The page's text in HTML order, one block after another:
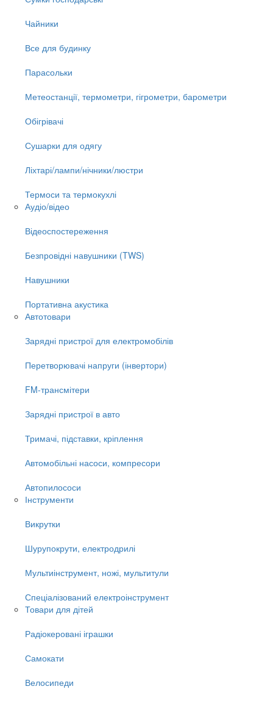
Чайники
Все для будинку
Парасольки
Метеостанції, термометри, гігрометри, барометри
Обігрівачі
Сушарки для одягу
Ліхтарі/лампи/нічники/люстри
Термоси та термокухлі
Аудіо/відео
Відеоспостереження
Безпровідні навушники (TWS)
Навушники
Портативна акустика
Автотовари
Зарядні пристрої для електромобілів
Перетворювачі напруги (інвертори)
FM-трансмітери
Зарядні пристрої в авто
Тримачі, підставки, кріплення
Автомобільні насоси, компресори
Автопилососи
Інструменти
Викрутки
Шурупокрути, електродрилі
Мультиінструмент, ножі, мультитули
Спеціалізований електроінструмент
Товари для дітей
Радіокеровані іграшки
Самокати
Велосипеди